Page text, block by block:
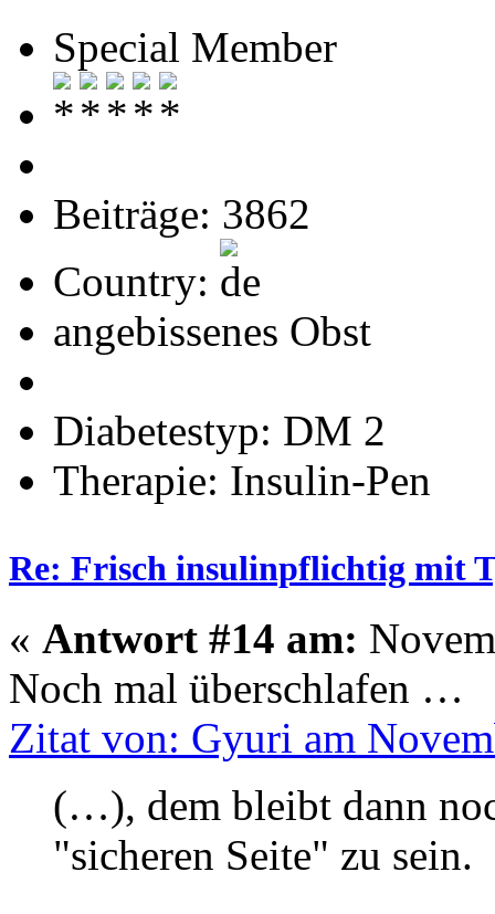
Special Member
Beiträge: 3862
Country:
angebissenes Obst
Diabetestyp: DM 2
Therapie: Insulin-Pen
Re: Frisch insulinpflichtig mit
« Antwort #14 am:
Noch mal überschlafen …
Zitat von: Gyuri am
(…), dem bleibt dann
"sicheren Seite" zu sein.